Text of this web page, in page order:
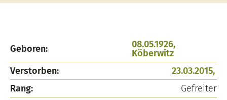
Geboren:
08.05.1926,
Köberwitz
Verstorben:
23.03.2015,
Rang:
Gefreiter